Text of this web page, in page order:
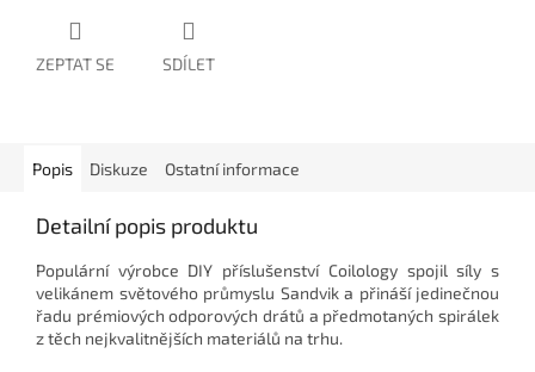
ZEPTAT SE SDÍLET
Popis Diskuze Ostatní informace
Detailní popis produktu
Populární výrobce DIY příslušenství Coilology spojil síly s
velikánem světového průmyslu Sandvik a přináší jedinečnou
řadu prémiových odporových drátů a předmotaných spirálek
z těch nejkvalitnějších materiálů na trhu.